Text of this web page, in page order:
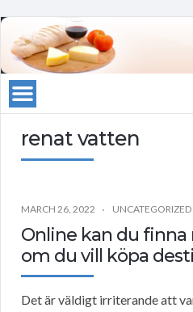
renat vatten
MARCH 26, 2022 UNCATEGORIZED
Online kan du
om du vill köpa
Det är väldigt irriterande att